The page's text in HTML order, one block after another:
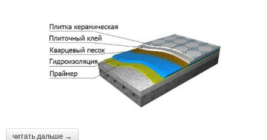
читать дальше →